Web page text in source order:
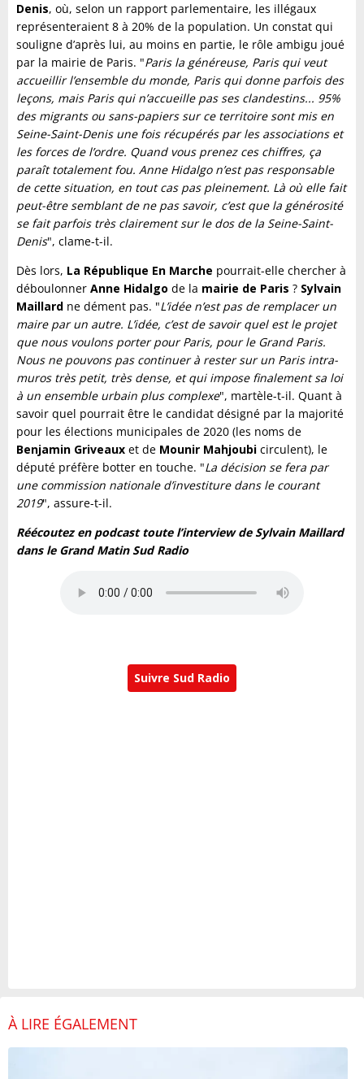
Denis, où, selon un rapport parlementaire, les illégaux
représenteraient 8 à 20% de la population. Un constat qui
souligne d’après lui, au moins en partie, le rôle ambigu joué
par la mairie de Paris. "Paris la généreuse, Paris qui veut
accueillir l’ensemble du monde, Paris qui donne parfois des
leçons, mais Paris qui n’accueille pas ses clandestins... 95%
des migrants ou sans-papiers sur ce territoire sont mis en
Seine-Saint-Denis une fois récupérés par les associations et
les forces de l’ordre. Quand vous prenez ces chiffres, ça
paraît totalement fou. Anne Hidalgo n’est pas responsable
de cette situation, en tout cas pas pleinement. Là où elle fait
peut-être semblant de ne pas savoir, c’est que la générosité
se fait parfois très clairement sur le dos de la Seine-Saint-
Denis", clame-t-il.
Dès lors, La République En Marche pourrait-elle chercher à
déboulonner Anne Hidalgo de la mairie de Paris ? Sylvain
Maillard ne dément pas. "L’idée n’est pas de remplacer un
maire par un autre. L’idée, c’est de savoir quel est le projet
que nous voulons porter pour Paris, pour le Grand Paris.
Nous ne pouvons pas continuer à rester sur un Paris intra-
muros très petit, très dense, et qui impose finalement sa loi
à un ensemble urbain plus complexe", martèle-t-il. Quant à
savoir quel pourrait être le candidat désigné par la majorité
pour les élections municipales de 2020 (les noms de
Benjamin Griveaux et de Mounir Mahjoubi circulent), le
député préfère botter en touche. "La décision se fera par
une commission nationale d’investiture dans le courant
2019", assure-t-il.
Réécoutez en podcast toute l’interview de Sylvain Maillard
dans le Grand Matin Sud Radio
Suivre Sud Radio
À LIRE ÉGALEMENT